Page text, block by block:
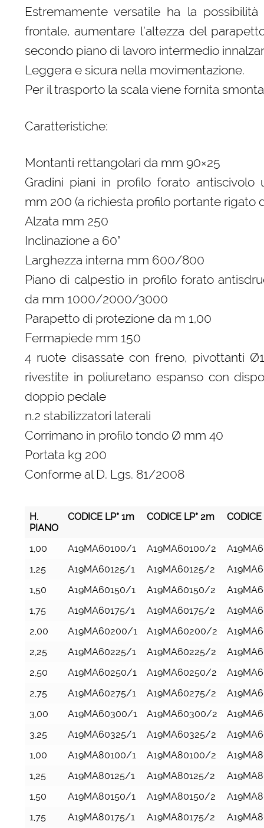
Estremamente versatile ha la possibilità
frontale, aumentare l’altezza del
secondo piano di lavoro intermedio
Leggera e sicura nella movimentazione.
Per il trasporto la scala viene fornita
Caratteristiche:
Montanti rettangolari da mm 90×25
Gradini piani in profilo forato antiscivolo
mm 200 (a richiesta profilo portante rigato
Alzata mm 250
Inclinazione a 60°
Larghezza interna mm 600/800
Piano di calpestio in profilo forato
da mm 1000/2000/3000
Parapetto di protezione da m 1,00
Fermapiede mm 150
4 ruote disassate con freno, pivottanti
rivestite in poliuretano espanso con
doppio pedale
n.2 stabilizzatori laterali
Corrimano in profilo tondo Ø mm 40
Portata kg 200
Conforme al D. Lgs. 81/2008
H.
PIANO
CODICE LP* 1m CODICE LP* 2m
H.
PIANO
CODICE LP* 1m CODICE LP* 2m
1,00 A19MA60100/1 A19MA60100/2
1,25
A19MA60125/1 A19MA60125/2
1,50
A19MA60150/1 A19MA60150/2
1,75
A19MA60175/1 A19MA60175/2
2,00
A19MA60200/1 A19MA60200/2
2,25
A19MA60225/1 A19MA60225/2
2,50
A19MA60250/1 A19MA60250/2
2,75
A19MA60275/1 A19MA60275/2
3,00
A19MA60300/1 A19MA60300/2
3,25
A19MA60325/1 A19MA60325/2
1,00
A19MA80100/1 A19MA80100/2
1,25
A19MA80125/1 A19MA80125/2
1,50
A19MA80150/1 A19MA80150/2
1,75
A19MA80175/1 A19MA80175/2